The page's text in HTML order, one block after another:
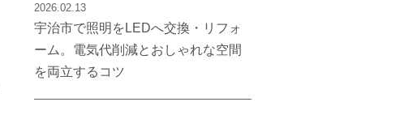
2026.02.13
宇治市で照明をLEDへ交換・リフォ
ーム。電気代削減とおしゃれな空間
を両立するコツ